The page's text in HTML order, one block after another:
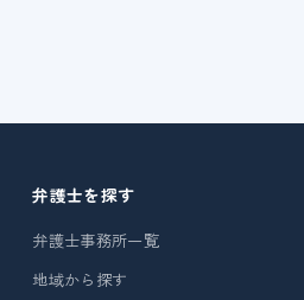
弁護士を探す
弁護士事務所一覧
地域から探す